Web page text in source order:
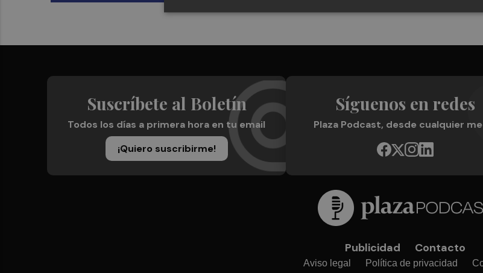
Suscríbete al Boletín
Todos los días a primera hora en tu email
¡Quiero suscribirme!
Síguenos en redes
Plaza Podcast, desde cualquier
Publicidad Contacto
Aviso legal Política de privacidad